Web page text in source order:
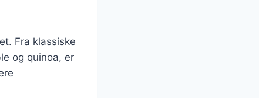
Fra klassiske
og quinoa, er